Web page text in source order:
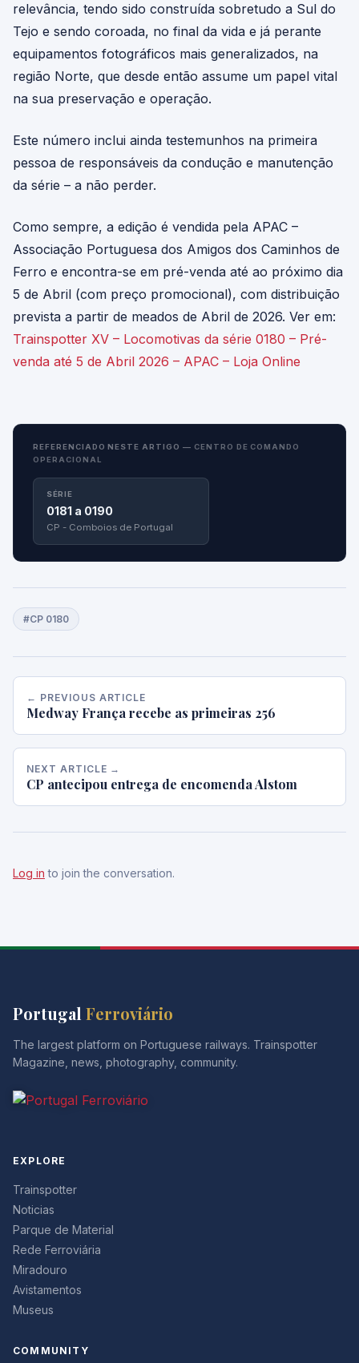
relevância, tendo sido construída sobretudo a Sul do
Tejo e sendo coroada, no final da vida e já perante
equipamentos fotográficos mais generalizados, na
região Norte, que desde então assume um papel vital
na sua preservação e operação.
Este número inclui ainda testemunhos na primeira
pessoa de responsáveis da condução e manutenção
da série – a não perder.
Como sempre, a edição é vendida pela APAC –
Associação Portuguesa dos Amigos dos Caminhos de
Ferro e encontra-se em pré-venda até ao próximo dia
5 de Abril (com preço promocional), com distribuição
prevista a partir de meados de Abril de 2026. Ver em:
Trainspotter XV – Locomotivas da série 0180 – Pré-
venda até 5 de Abril 2026 – APAC – Loja Online
REFERENCIADO NESTE ARTIGO — CENTRO DE COMANDO
OPERACIONAL
SÉRIE
0181 a 0190
CP - Comboios de Portugal
#CP 0180
← PREVIOUS ARTICLE
Medway França recebe as primeiras 256
NEXT ARTICLE →
CP antecipou entrega de encomenda Alstom
Log in to join the conversation.
Portugal Ferroviário
The largest platform on Portuguese railways. Trainspotter
Magazine, news, photography, community.
EXPLORE
Trainspotter
Noticias
Parque de Material
Rede Ferroviária
Miradouro
Avistamentos
Museus
COMMUNITY